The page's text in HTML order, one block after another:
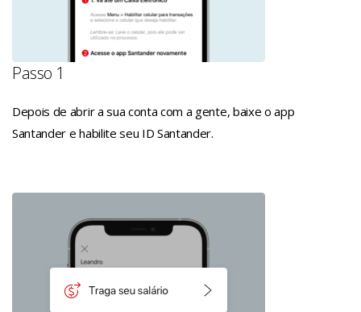
Passo 1
Depois de abrir a sua conta com a gente, baixe o app
Santander e habilite seu ID Santander.